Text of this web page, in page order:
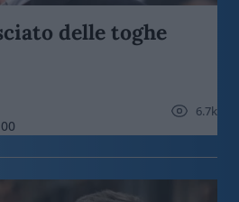
delle toghe
6.7k